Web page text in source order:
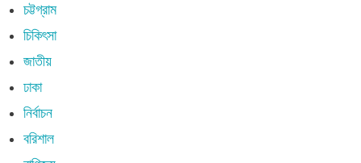
চট্টগ্রাম
চিকিৎসা
জাতীয়
ঢাকা
নির্বাচন
বরিশাল